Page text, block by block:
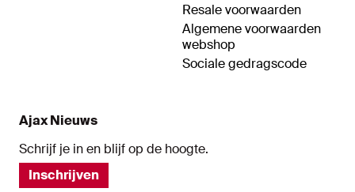
Resale voorwaarden
Algemene voorwaarden
webshop
Sociale gedragscode
Ajax Nieuws
Schrijf je in en blijf op de hoogte.
Inschrijven